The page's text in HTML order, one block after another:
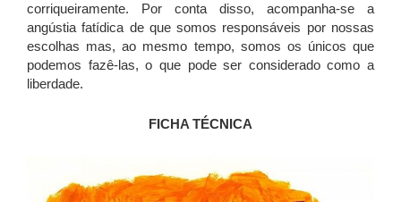
corriqueiramente. Por conta disso, acompanha-se a
angústia fatídica de que somos responsáveis por nossas
escolhas mas, ao mesmo tempo, somos os únicos que
podemos fazê-las, o que pode ser considerado como a
liberdade.
FICHA TÉCNICA